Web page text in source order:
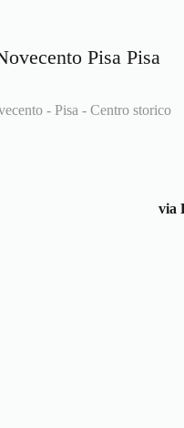
Pisa Pisa
- Pisa - Centro storico
via